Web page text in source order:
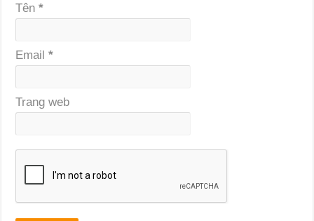
Tên*
Email*
Trang web